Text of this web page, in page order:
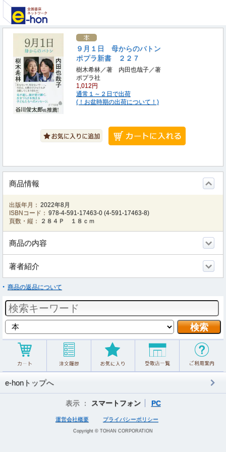
９月１日 母からのバトン
ポプラ新書 ２２７
樹木希林／著 内田也哉子／著
ポプラ社
1,012円
通常１～２日で出荷
(！お盆時期の出荷について！)
商品情報
出版年月： 2022年8月
ISBNコード： 978-4-591-17463-0 (4-591-17463-8)
頁数・縦：
２８４Ｐ １８ｃｍ
商品の内容
著者紹介
商品の返品について
e-honトップへ
表示 ： スマートフォン PC
運営会社概要 プライバシーポリシー
Copyright © TOHAN CORPORATION